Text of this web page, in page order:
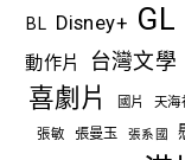
BL
Disney+ GL
動作片 台灣文學
喜劇片 國片 天海
張敏
張曼玉 張系國